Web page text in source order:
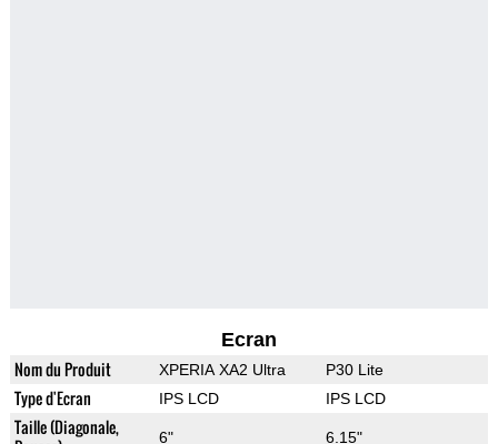
Ecran
Nom du Produit XPERIA XA2 Ultra P30 Lite
Type d'Ecran IPS LCD IPS LCD
Taille (Diagonale,
6" 6.15"